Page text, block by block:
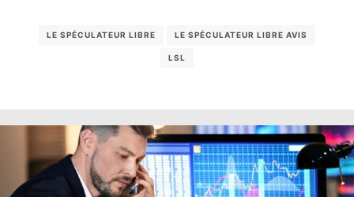
LE SPÉCULATEUR LIBRE LE SPÉCULATEUR LIBRE AVIS
LSL